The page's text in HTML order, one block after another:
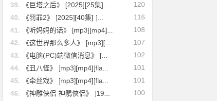
120
39.
《巨塔之后》 [2025][25集]...
116
40.
《罚罪2》 [2025][40集] [...
108
41.
《听妈妈的话》 [mp3][mp4]...
107
42.
《这世界那么多人》 [mp3][...
102
43.
《电脑(PC)端微信消息》 [...
101
44.
《丑八怪》 [mp3][mp4][fla...
101
45.
《牵丝戏》 [mp3][mp4][fla...
100
46.
《神雕侠侣 神鵰俠侶》 [19...